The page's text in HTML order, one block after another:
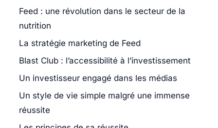
Feed : une révolution dans le secteur de la
nutrition
La stratégie marketing de Feed
Blast Club : l’accessibilité à l’investissement
Un investisseur engagé dans les médias
Un style de vie simple malgré une immense
réussite